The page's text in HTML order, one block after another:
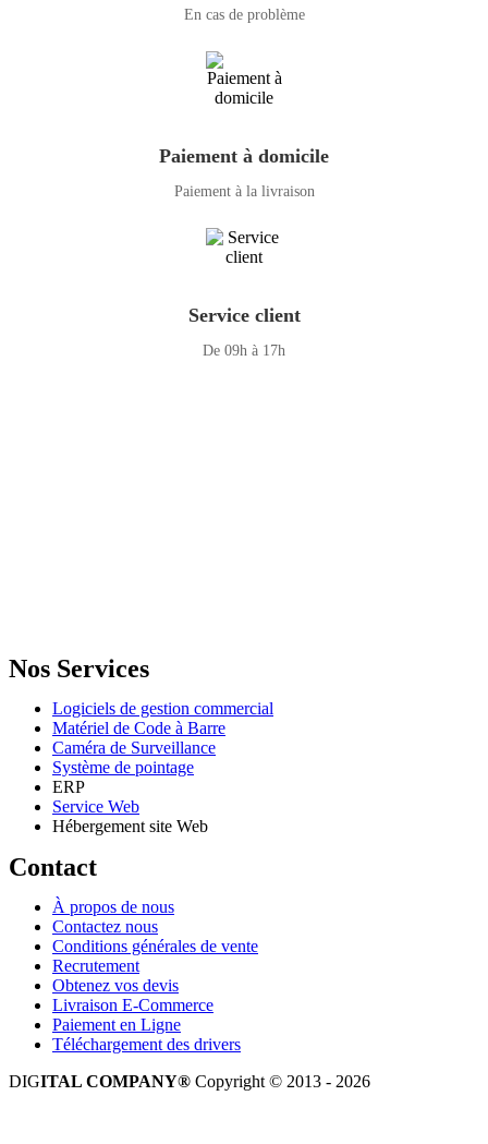
En cas de problème
Paiement à domicile
Paiement à la livraison
Service client
De 09h à 17h
Nos Services
Logiciels de gestion commercial
Matériel de Code à Barre
Caméra de Surveillance
Système de pointage
ERP
Service Web
Hébergement site Web
Contact
À propos de nous
Contactez nous
Conditions générales de vente
Recrutement
Obtenez vos devis
Livraison E-Commerce
Paiement en Ligne
Téléchargement des drivers
DIGITAL COMPANY® Copyright © 2013 - 2026